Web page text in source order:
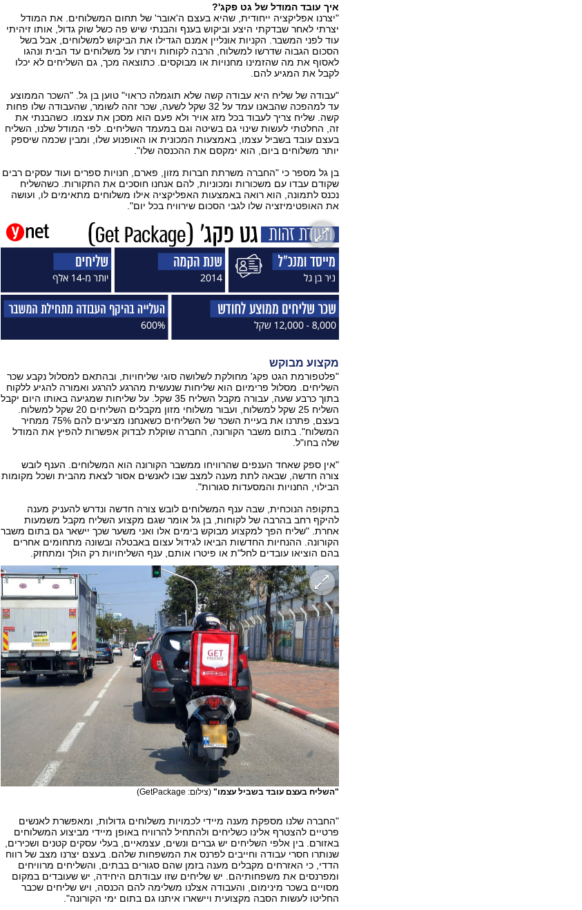
איך עובד המודל של גט פקג'?
"יצרנו אפליקציה ייחודית, שהיא בעצם ה'אובר' של תחום המשלוחים. את המודל
יצרתי לאחר שבדקתי היצע וביקוש בענף והבנתי שיש פה כשל שוק גדול, אותו זיהיתי
עוד לפני המשבר. הקניות אונליין אמנם הגדילו את הביקוש למשלוחים, אבל בשל
הסכום הגבוה שדרשו למשלוח, הרבה לקוחות ויתרו על משלוחים עד הבית ונהגו
לאסוף את מה שהזמינו מחנויות או מבוקסים. כתוצאה מכך, גם השליחים לא יכלו
לקבל את המגיע להם.
"עבודה של שליח היא עבודה קשה שלא תוגמלה כראוי" טוען בן גל. "השכר הממוצע
עד למהפכה שהבאנו עמד על 32 שקל לשעה, שכר זהה לשומר, שהעבודה שלו פחות
קשה. שליח צריך לעבוד בכל מזג אויר ולא פעם הוא מסכן את עצמו. כשהבנתי את
זה, החלטתי לעשות שינוי גם בשיטה וגם במעמד השליחים. לפי המודל שלנו, השליח
בעצם עובד בשביל עצמו, באמצעות המכונית או האופנוע שלו, ומבין שכמה שיספק
יותר משלוחים ביום, הוא ימקסם את ההכנסה שלו".
בן גל מספר כי "החברה משרתת חברות מזון, פארם, חנויות ספרים ועוד עסקים רבים
שקודם עבדו עם משכורות ומכוניות, להם אנחנו חוסכים את התקורות. כשהשליח
נכנס לתמונה, הוא רואה באמצעות האפליקציה אילו משלוחים מתאימים לו, ועושה
את האופטימיזציה שלו לגבי הסכום שירוויח בכל יום".
מקצוע מבוקש
"פלטפורמת הגט פקג' מחולקת לשלושה סוגי שליחויות, ובהתאם למסלול נקבע שכר
השליחים. מסלול פרימיום הוא שליחות שנעשית מהרגע להרגע ואמורה להגיע ללקוח
בתוך כרבע שעה, עבורה מקבל השליח 35 שקל. על שליחות שמגיעה באותו היום יקבל
השליח 25 שקל למשלוח, ועבור משלוחי מזון מקבלים השליחים 20 שקל למשלוח.
בעצם, פתרנו את בעיית השכר של השליחים כשאנחנו מציעים להם 75% ממחיר
המשלוח". בתום משבר הקורונה, החברה שוקלת לבדוק אפשרות להפיץ את המודל
שלה בחו"ל.
"אין ספק שאחד הענפים שהרוויחו ממשבר הקורונה הוא המשלוחים. הענף לובש
צורה חדשה, שבאה לתת מענה למצב שבו לאנשים אסור לצאת מהבית ושכל מקומות
הבילוי, החנויות והמסעדות סגורות".
בתקופה הנוכחית, שבה ענף המשלוחים לובש צורה חדשה ונדרש להעניק מענה
להיקף רחב בהרבה של לקוחות, בן גל אומר שגם מקצוע השליח מקבל משמעות
אחרת. "שליח הפך למקצוע מבוקש בימים אלו ואני משער שכך יישאר גם בתום משבר
הקורונה. ההנחיות החדשות הביאו לגידול עצום באבטלה ובשונה מתחומים אחרים
בהם הוציאו עובדים לחל"ת או פיטרו אותם, ענף השליחויות רק הולך ומתחזק.
"השליח בעצם עובד בשביל עצמו" (צילום: GetPackage)
"החברה שלנו מספקת מענה מיידי לכמויות משלוחים גדולות, ומאפשרת לאנשים
פרטיים להצטרף אלינו כשליחים ולהתחיל להרוויח באופן מיידי מביצוע המשלוחים
באזורם. בין אלפי השליחים יש גברים ונשים, עצמאיים, בעלי עסקים קטנים ושכירים,
שנותרו חסרי עבודה וחייבים לפרנס את המשפחות שלהם. בעצם יצרנו מצב של רווח
הדדי, כי האזרחים מקבלים מענה בזמן שהם סגורים בבתים, והשליחים מרוויחים
ומפרנסים את משפחותיהם. יש שליחים שזו עבודתם היחידה, יש שעובדים במקום
מסויים בשכר מינימום, והעבודה אצלנו משלימה להם הכנסה, ויש שליחים שכבר
החליטו לעשות הסבה מקצועית ויישארו איתנו גם בתום ימי הקורונה".